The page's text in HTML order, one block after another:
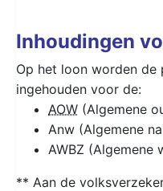
Inhoudingen
Op het loon worden de
ingehouden voor de:
AOW (Algemene
Anw (Algemene
AWBZ
** Aan de